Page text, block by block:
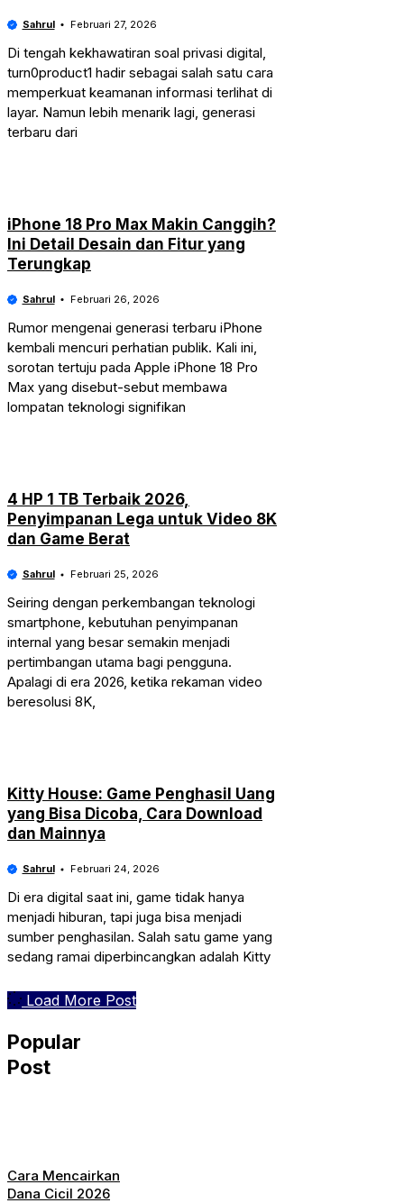
Sahrul Februari 27, 2026
Di tengah kekhawatiran soal privasi digital,
turn0product1 hadir sebagai salah satu cara
memperkuat keamanan informasi terlihat di
layar. Namun lebih menarik lagi, generasi
terbaru dari
iPhone 18 Pro Max Makin Canggih?
Ini Detail Desain dan Fitur yang
Terungkap
Sahrul Februari 26, 2026
Rumor mengenai generasi terbaru iPhone
kembali mencuri perhatian publik. Kali ini,
sorotan tertuju pada Apple iPhone 18 Pro
Max yang disebut-sebut membawa
lompatan teknologi signifikan
4 HP 1 TB Terbaik 2026,
Penyimpanan Lega untuk Video 8K
dan Game Berat
Sahrul Februari 25, 2026
Seiring dengan perkembangan teknologi
smartphone, kebutuhan penyimpanan
internal yang besar semakin menjadi
pertimbangan utama bagi pengguna.
Apalagi di era 2026, ketika rekaman video
beresolusi 8K,
Kitty House: Game Penghasil Uang
yang Bisa Dicoba, Cara Download
dan Mainnya
Sahrul Februari 24, 2026
Di era digital saat ini, game tidak hanya
menjadi hiburan, tapi juga bisa menjadi
sumber penghasilan. Salah satu game yang
sedang ramai diperbincangkan adalah Kitty
Load More Post
Popular
Post
Cara Mencairkan
Dana Cicil 2026